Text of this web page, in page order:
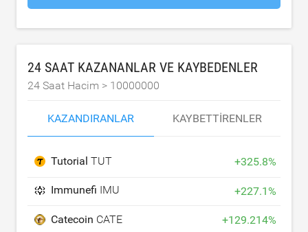
24 SAAT KAZANANLAR VE KAYBEDENLER
24 Saat Hacim > 10000000
KAZANDIRANLAR KAYBETTIRENLER
Tutorial TUT +325.8%
Immunefi IMU +227.1%
Catecoin CATE +129.214%